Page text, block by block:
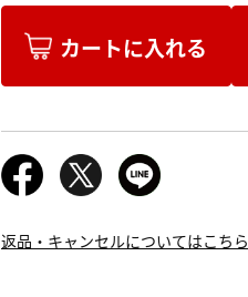
カートに入れる
返品・キャンセルについてはこちら